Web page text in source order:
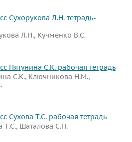
Сухорукова Л.Н. тетрадь-
Л.Н., Кучменко В.С.
Пятунина С.К. рабочая тетрадь
С.К., Ключникова Н.М.,
Сухова Т.С. рабочая тетрадь
Т.С., Шаталова С.П.